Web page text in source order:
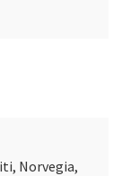
Norvegia,